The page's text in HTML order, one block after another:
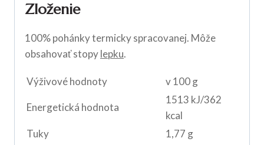
Zloženie
100% pohánky termicky spracovanej. Môže
obsahovať stopylepku.
Výživové hodnoty v 100 g
Energetická hodnota
1513 kJ/362
kcal
Tuky
1,77 g